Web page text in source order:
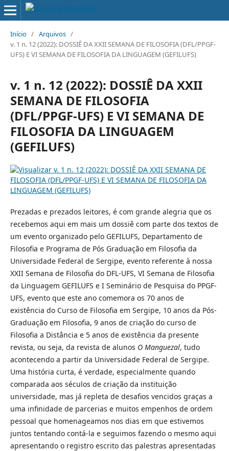
Início / Arquivos /
v. 1 n. 12 (2022): DOSSIÊ DA XXII SEMANA DE FILOSOFIA (DFL/PPGF-
UFS) E VI SEMANA DE FILOSOFIA DA LINGUAGEM (GEFILUFS)
v. 1 n. 12 (2022): DOSSIÊ DA XXII
SEMANA DE FILOSOFIA
(DFL/PPGF-UFS) E VI SEMANA DE
FILOSOFIA DA LINGUAGEM
(GEFILUFS)
Prezadas e prezados leitores, é com grande alegria que os
recebemos aqui em mais um dossiê com parte dos textos de
um evento organizado pelo GEFILUFS, Departamento de
Filosofia e Programa de Pós Graduação em Filosofia da
Universidade Federal de Sergipe, evento referente à nossa
XXII Semana de Filosofia do DFL-UFS, VI Semana de Filosofia
da Linguagem GEFILUFS e I Seminário de Pesquisa do PPGF-
UFS, evento que este ano comemora os 70 anos de
existência do Curso de Filosofia em Sergipe, 10 anos da Pós-
Graduação em Filosofia, 9 anos de criação do curso de
Filosofia a Distância e 5 anos de existência da presente
revista, ou seja, da revista de alunos O Manguezal, tudo
acontecendo a partir da Universidade Federal de Sergipe.
Uma história curta, é verdade, especialmente quando
comparada aos séculos de criação da instituição
universidade, mas já repleta de desafios vencidos graças a
uma infinidade de parcerias e muitos empenhos de ordem
pessoal que homenageamos nos dias em que estivemos
juntos tentando contá-la e seguimos fazendo o mesmo aqui
apresentando o registro escrito das palestras apresentadas